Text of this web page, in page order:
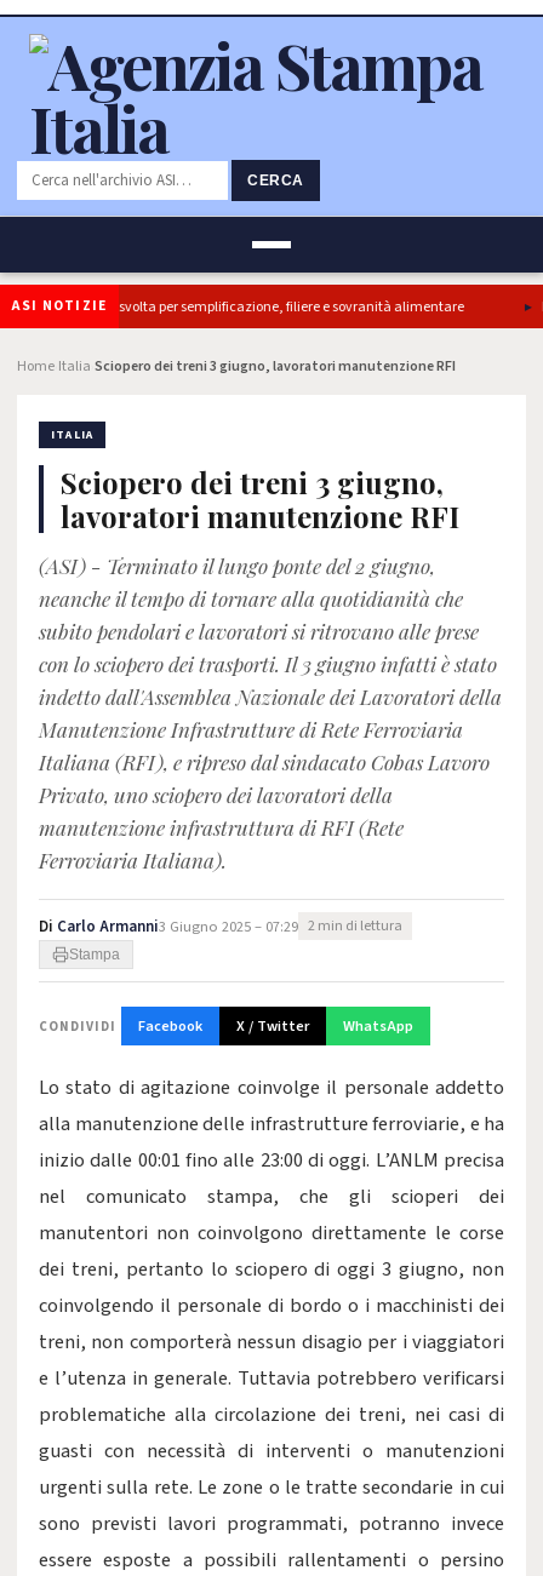
CERCA
ASI NOTIZIE
ok Camera e’ svolta per semplificazione, filiere e sovranità alimentare Il
Home Italia Sciopero dei treni 3 giugno, lavoratori manutenzione RFI
ITALIA
Sciopero dei treni 3 giugno,
lavoratori manutenzione RFI
(ASI) - Terminato il lungo ponte del 2 giugno,
neanche il tempo di tornare alla quotidianità che
subito pendolari e lavoratori si ritrovano alle prese
con lo sciopero dei trasporti. Il 3 giugno infatti è stato
indetto dall'Assemblea Nazionale dei Lavoratori della
Manutenzione Infrastrutture di Rete Ferroviaria
Italiana (RFI), e ripreso dal sindacato Cobas Lavoro
Privato, uno sciopero dei lavoratori della
manutenzione infrastruttura di RFI (Rete
Ferroviaria Italiana).
Di Carlo Armanni3 Giugno 2025 – 07:29 2 min di lettura
Stampa
CONDIVIDI Facebook X / Twitter WhatsApp
Lo stato di agitazione coinvolge il personale addetto
alla manutenzione delle infrastrutture ferroviarie, e ha
inizio dalle 00:01 fino alle 23:00 di oggi. L’ANLM precisa
nel comunicato stampa, che gli scioperi dei
manutentori non coinvolgono direttamente le corse
dei treni, pertanto lo sciopero di oggi 3 giugno, non
coinvolgendo il personale di bordo o i macchinisti dei
treni, non comporterà nessun disagio per i viaggiatori
e l’utenza in generale. Tuttavia potrebbero verificarsi
problematiche alla circolazione dei treni, nei casi di
guasti con necessità di interventi o manutenzioni
urgenti sulla rete. Le zone o le tratte secondarie in cui
sono previsti lavori programmati, potranno invece
essere esposte a possibili rallentamenti o persino